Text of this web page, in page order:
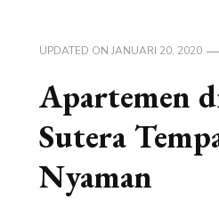
UPDATED ON JANUARI 20, 2020
Apartemen
Sutera
Nyaman